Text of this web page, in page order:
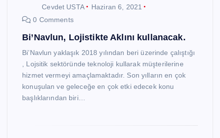
Cevdet USTA
Haziran 6, 2021
0 Comments
Bi’Navlun, Lojistikte Aklını kullanacak.
Bi’Navlun yaklaşık 2018 yılından beri üzerinde çalıştığı
, Lojsitik sektöründe teknoloji kullarak müşterilerine
hizmet vermeyi amaçlamaktadır. Son yılların en çok
konuşulan ve geleceğe en çok etki edecek konu
başlıklarından biri…